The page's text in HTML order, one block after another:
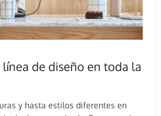
de diseño en toda la
y hasta estilos diferentes en